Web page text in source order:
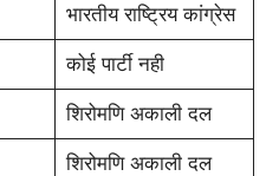
भारतीय राष्ट्रिय कांग्रेस
कोई पार्टी नही
शिरोमणि अकाली दल
शिरोमणि अकाली दल